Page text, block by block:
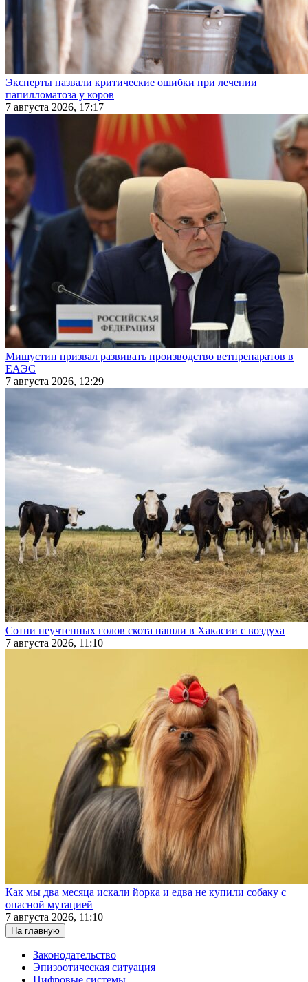
Эксперты назвали критические ошибки при лечении
папилломатоза у коров
7 августа 2026, 17:17
Мишустин призвал развивать производство ветпрепаратов в
ЕАЭС
7 августа 2026, 12:29
Сотни неучтенных голов скота нашли в Хакасии с воздуха
7 августа 2026, 11:10
Как мы два месяца искали йорка и едва не купили собаку с
опасной мутацией
7 августа 2026, 11:10
На главную
Законодательство
Эпизоотическая ситуация
Цифровые системы